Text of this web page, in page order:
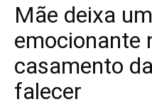
Mãe deixa
emocionante
casamento
falecer